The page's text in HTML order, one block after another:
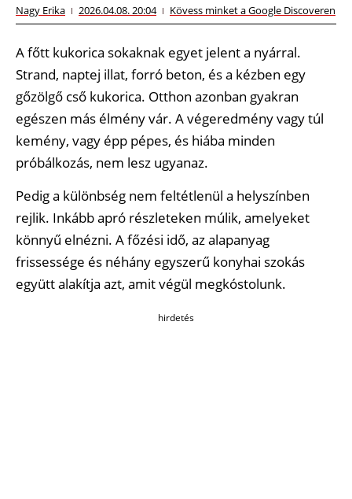
Nagy Erika 2026.04.08. 20:04 Kövess minket a Google Discoveren
A főtt kukorica sokaknak egyet jelent a nyárral.
Strand, naptej illat, forró beton, és a kézben egy
gőzölgő cső kukorica. Otthon azonban gyakran
egészen más élmény vár. A végeredmény vagy túl
kemény, vagy épp pépes, és hiába minden
próbálkozás, nem lesz ugyanaz.
Pedig a különbség nem feltétlenül a helyszínben
rejlik. Inkább apró részleteken múlik, amelyeket
könnyű elnézni. A főzési idő, az alapanyag
frissessége és néhány egyszerű konyhai szokás
együtt alakítja azt, amit végül megkóstolunk.
hirdetés